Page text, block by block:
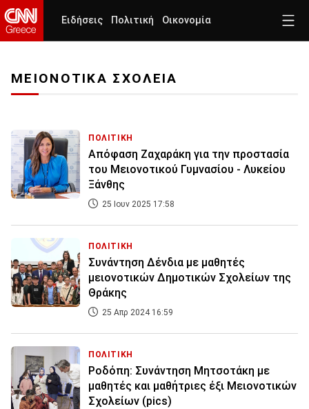
Ειδήσεις Πολιτική Οικονομία
ΜΕΙΟΝΟΤΙΚΑ ΣΧΟΛΕΙΑ
ΠΟΛΙΤΙΚΗ
Απόφαση Ζαχαράκη για την προστασία
του Μειονοτικού Γυμνασίου - Λυκείου
Ξάνθης
25 Ιουν 2025 17:58
ΠΟΛΙΤΙΚΗ
Συνάντηση Δένδια με μαθητές
μειονοτικών Δημοτικών Σχολείων της
Θράκης
25 Απρ 2024 16:59
ΠΟΛΙΤΙΚΗ
Ροδόπη: Συνάντηση Μητσοτάκη με
μαθητές και μαθήτριες έξι Μειονοτικών
Σχολείων (pics)